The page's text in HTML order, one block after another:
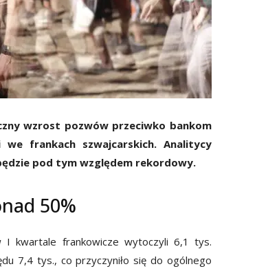
wzrost pozwów przeciwko bankom
frankach szwajcarskich. Analitycy
pod tym względem rekordowy.
50%
I kwartale frankowicze wytoczyli 6,1 tys.
7,4 tys., co przyczyniło się do ogólnego